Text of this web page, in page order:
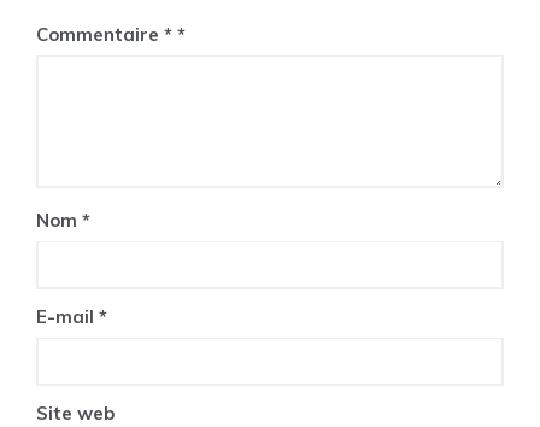
Commentaire *
Nom *
E-mail *
Site web